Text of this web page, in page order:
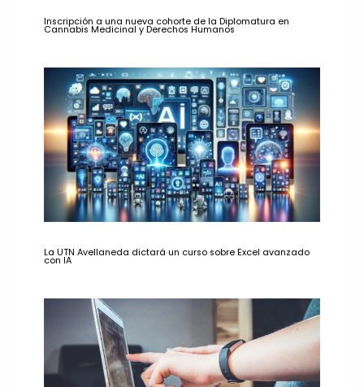
Inscripción a una nueva cohorte de la Diplomatura en
Cannabis Medicinal y Derechos Humanos
La UTN Avellaneda dictará un curso sobre Excel avanzado
con IA